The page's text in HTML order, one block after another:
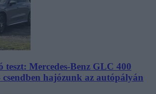
teszt: Mercedes-Benz GLC 400
hajózunk az autópályán